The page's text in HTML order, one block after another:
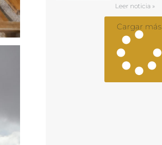
Leer noticia »
Cargar más